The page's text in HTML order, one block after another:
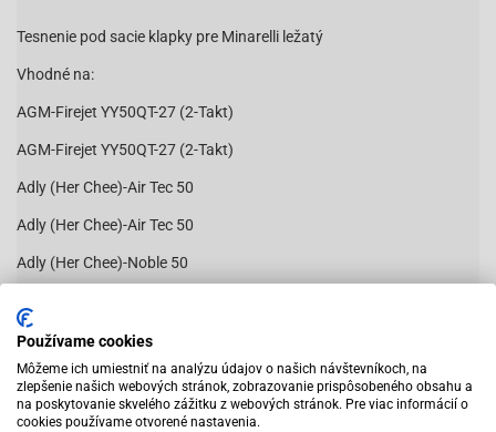
Tesnenie pod sacie klapky pre Minarelli ležatý
Vhodné na:
AGM-Firejet YY50QT-27 (2-Takt)
AGM-Firejet YY50QT-27 (2-Takt)
Adly (Her Chee)-Air Tec 50
Adly (Her Chee)-Air Tec 50
Adly (Her Chee)-Noble 50
Adly (Her Chee)-Panther 50
Adly (Her Chee)-Panther 50
Adly (Her Chee)-Silver Fox
Vybavený servis s odborným vyškoleným personálom
Používame cookies
Môžeme ich umiestniť na analýzu údajov o našich návštevníkoch, na
zlepšenie našich webových stránok, zobrazovanie prispôsobeného obsahu a
na poskytovanie skvelého zážitku z webových stránok. Pre viac informácií o
cookies používame otvorené nastavenia.